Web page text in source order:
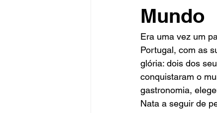
Mundo
Era uma vez um
Portugal, com as
glória: dois dos
conquistaram o
gastronomia,
Nata a seguir de